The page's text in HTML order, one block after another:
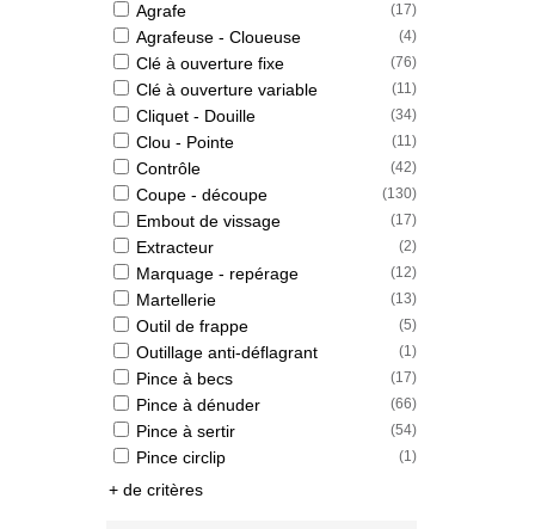
Agrafe (17)
Agrafeuse - Cloueuse (4)
Clé à ouverture fixe (76)
Clé à ouverture variable (11)
Cliquet - Douille (34)
Clou - Pointe (11)
Contrôle (42)
Coupe - découpe (130)
Embout de vissage (17)
Extracteur (2)
Marquage - repérage (12)
Martellerie (13)
Outil de frappe (5)
Outillage anti-déflagrant (1)
Pince à becs (17)
Pince à dénuder (66)
Pince à sertir (54)
Pince circlip (1)
+ de critères